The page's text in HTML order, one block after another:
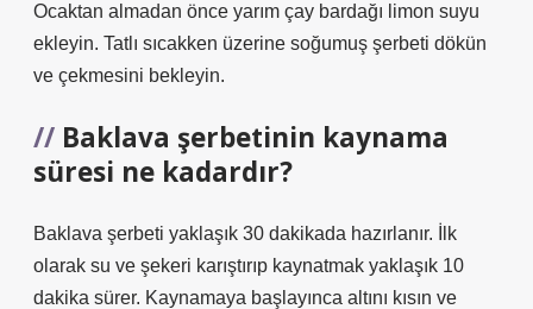
Ocaktan almadan önce yarım çay bardağı limon suyu
ekleyin. Tatlı sıcakken üzerine soğumuş şerbeti dökün
ve çekmesini bekleyin.
Baklava şerbetinin kaynama
süresi ne kadardır?
Baklava şerbeti yaklaşık 30 dakikada hazırlanır. İlk
olarak su ve şekeri karıştırıp kaynatmak yaklaşık 10
dakika sürer. Kaynamaya başlayınca altını kısın ve